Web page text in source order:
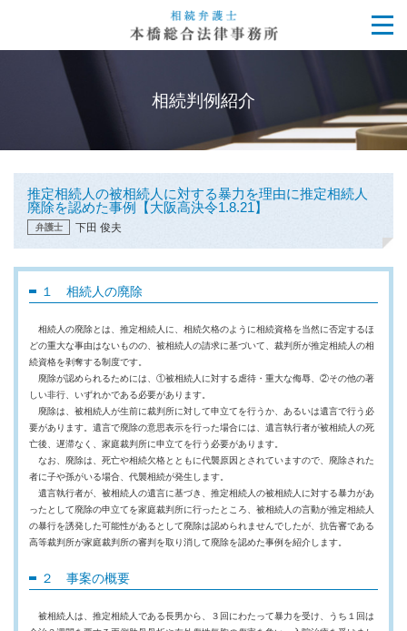
相続判例紹介
推定相続人の被相続人に対する暴力を理由に推定相続人
廃除を認めた事例【大阪高決令1.8.21】
弁護士 下田 俊夫
１ 相続人の廃除
相続人の廃除とは、推定相続人に、相続欠格のように相続資格を当然に否定するほ
どの重大な事由はないものの、被相続人の請求に基づいて、裁判所が推定相続人の相
続資格を剥奪する制度です。
廃除が認められるためには、①被相続人に対する虐待・重大な侮辱、②その他の著
しい非行、いずれかである必要があります。
廃除は、被相続人が生前に裁判所に対して申立てを行うか、あるいは遺言で行う必
要があります。遺言で廃除の意思表示を行った場合には、遺言執行者が被相続人の死
亡後、遅滞なく、家庭裁判所に申立てを行う必要があります。
なお、廃除は、死亡や相続欠格とともに代襲原因とされていますので、廃除された
者に子や孫がいる場合、代襲相続が発生します。
遺言執行者が、被相続人の遺言に基づき、推定相続人の被相続人に対する暴力があ
ったとして廃除の申立てを家庭裁判所に行ったところ、被相続人の言動が推定相続人
の暴行を誘発した可能性があるとして廃除は認められませんでしたが、抗告審である
高等裁判所が家庭裁判所の審判を取り消して廃除を認めた事例を紹介します。
２ 事案の概要
被相続人は、推定相続人である長男から、３回にわたって暴力を受け、うち１回は